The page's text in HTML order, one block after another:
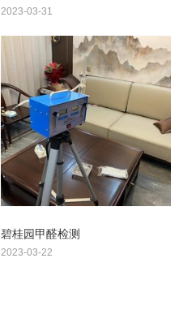
2023-03-31
碧桂园甲醛检测
2023-03-22